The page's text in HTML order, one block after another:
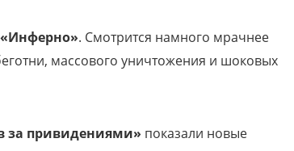
«Инферно». Смотрится намного мрачнее
массового уничтожения и шоковых
за привидениями» показали новые